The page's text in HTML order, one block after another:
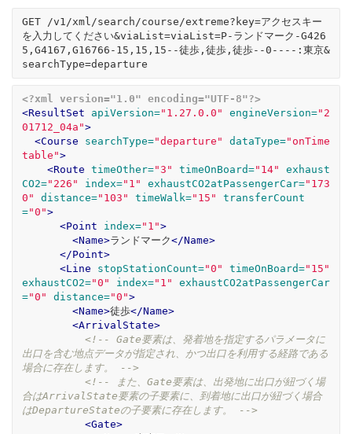
GET /v1/xml/search/course/extreme?key=アクセスキー
を入力してください&viaList=viaList=P-ランドマーク-G426
5,G4167,G16766-15,15,15--徒歩,徒歩,徒歩--0----:東京&
<?xml version="1.0" encoding="UTF-8"?>
<ResultSet
apiVersion="1.27.0.0" engineVersion="2
01712_04a">
<Course
searchType="departure" dataType="onTime
table">
<Route timeOther="3" timeOnBoard="14"
exhaust
CO2="226" index="1" exhaustCO2atPassengerCar="173
0"
distance="103" timeWalk="15"
transferCount
="0">
<Point
index="1">
<Name>ランドマーク</Name>
</Point>
<Line
stopStationCount="0" timeOnBoard="15"
exhaustCO2="0" index="1"
exhaustCO2atPassengerCar
="0" distance="0">
<Name>徒歩</Name>
<ArrivalState>
<!-- Gate要素は、発着地を指定するパラメータに
出口を含む地点データが指定され、かつ出口を利用する経路である
場合に存在します。 -->
<!-- また、Gate要素は、出発地に出口が紐づく場
合はArrivalState要素の子要素に、到着地に出口が紐づく場合
はDepartureStateの子要素に存在します。 -->
<Gate>